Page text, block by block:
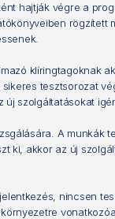
hajtják végre a
tesztsorozat
szolgáltatásokat
A
ki, akkor az új
nincsen